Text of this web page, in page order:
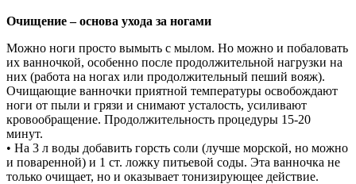
Очищение – основа ухода за ногами
Можно ноги просто вымыть с мылом. Но можно и побаловать
их ванночкой, особенно после продолжительной нагрузки на
них (работа на ногах или продолжительный пеший вояж).
Очищающие ванночки приятной температуры освобождают
ноги от пыли и грязи и снимают усталость, усиливают
кровообращение. Продолжительность процедуры 15-20
минут.
• На 3 л воды добавить горсть соли (лучше морской, но можно
и поваренной) и 1 ст. ложку питьевой соды. Эта ванночка не
только очищает, но и оказывает тонизирующее действие.